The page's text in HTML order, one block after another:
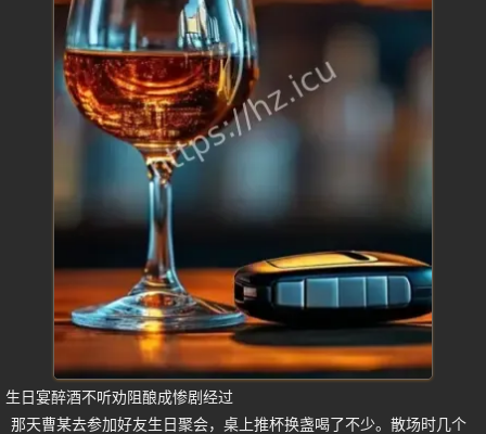
生日宴醉酒不听劝阻酿成惨剧经过
那天曹某去参加好友生日聚会，桌上推杯换盏喝了不少。散场时几个